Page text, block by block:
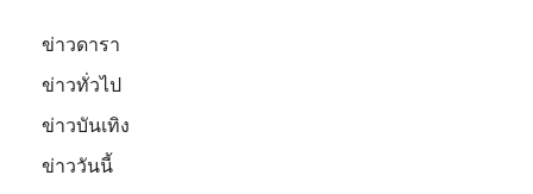
ข่าวดารา
ข่าวทั่วไป
ข่าวบันเทิง
ข่าววันนี้